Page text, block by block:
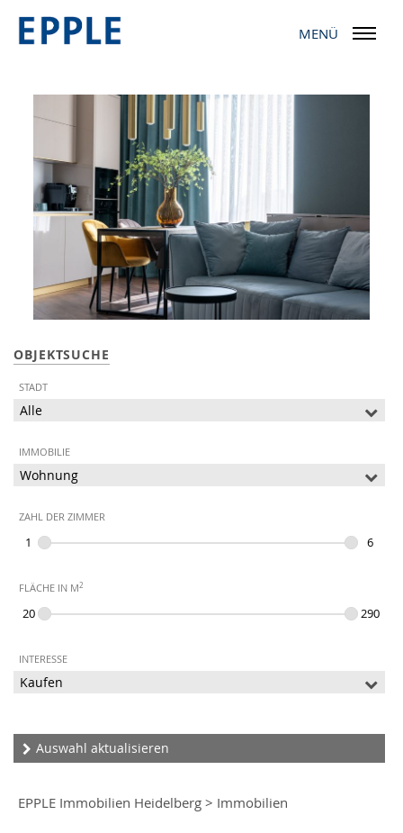
MENÜ
OBJEKTSUCHE
STADT
IMMOBILIE
ZAHL DER ZIMMER
FLÄCHE IN M2
INTERESSE
Auswahl aktualisieren
EPPLE Immobilien Heidelberg > Immobilien